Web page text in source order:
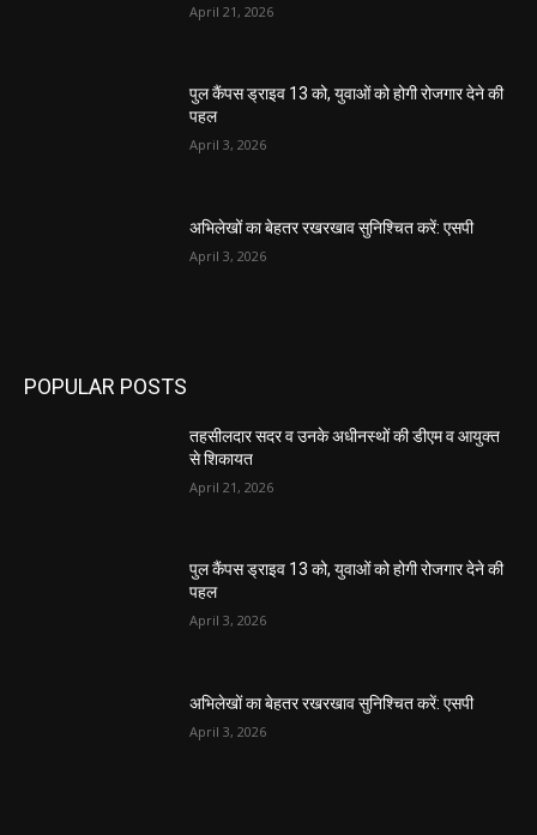
April 21, 2026
पुल कैंपस ड्राइव 13 को, युवाओं को होगी रोजगार देने की
पहल
April 3, 2026
अभिलेखों का बेहतर रखरखाव सुनिश्चित करें: एसपी
April 3, 2026
POPULAR POSTS
तहसीलदार सदर व उनके अधीनस्थों की डीएम व आयुक्त
से शिकायत
April 21, 2026
पुल कैंपस ड्राइव 13 को, युवाओं को होगी रोजगार देने की
पहल
April 3, 2026
अभिलेखों का बेहतर रखरखाव सुनिश्चित करें: एसपी
April 3, 2026